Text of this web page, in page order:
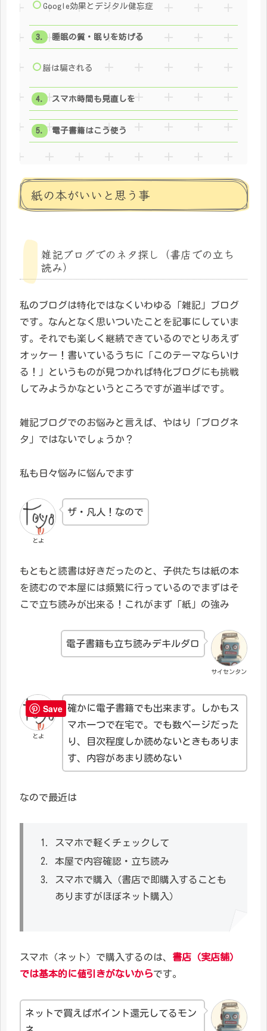
Google効果とデジタル健忘症
睡眠の質・眠りを妨げる
脳は騙される
スマホ時間も見直しを
電子書籍はこう使う
紙の本がいいと思う事
雑記ブログでのネタ探し（書店での立ち
読み）
私のブログは特化ではなくいわゆる「雑記」ブログ
です。なんとなく思いついたことを記事にしていま
す。それでも楽しく継続できているのでとりあえず
オッケー！書いているうちに「このテーマならいけ
る！」というものが見つかれば特化ブログにも挑戦
してみようかなというところですが道半ばです。
雑記ブログでのお悩みと言えば、やはり「ブログネ
タ」ではないでしょうか？
私も日々悩みに悩んでます
とよ
ザ・凡人！なので
もともと読書は好きだったのと、子供たちは紙の本
を読むので本屋には頻繁に行っているのでまずはそ
こで立ち読みが出来る！これがまず「紙」の強み
サイセンタン
電子書籍も立ち読みデキルダロ
とよ
確かに電子書籍でも出来ます。しかもス
マホ一つで在宅で。でも数ページだった
り、目次程度しか読めないときもありま
す、内容があまり読めない
なので最近は
スマホで軽くチェックして
本屋で内容確認・立ち読み
スマホで購入（書店で即購入することも
ありますがほぼネット購入）
スマホ（ネット）で購入するのは、 書店（実店舗）
では基本的に値引きがないからです。
ネットで買えばポイント還元してるモン
Save